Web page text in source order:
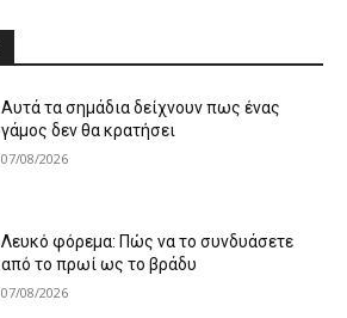
Αυτά τα σημάδια δείχνουν πως ένας
γάμος δεν θα κρατήσει
07/08/2026
Λευκό φόρεμα: Πώς να το συνδυάσετε
από το πρωί ως το βράδυ
07/08/2026